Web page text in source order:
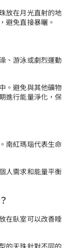
放在月光直射的地
避免直接暴曬。
、游泳或劇烈運動
。避免與其他礦物
進行能量淨化，保
南紅瑪瑙代表生命
人需求和能量平衡
在臥室可以改善睡
的天珠針對不同的